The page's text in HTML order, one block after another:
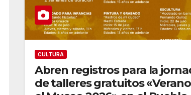
CULTURA
Abren registros para la
de talleres gratuitos